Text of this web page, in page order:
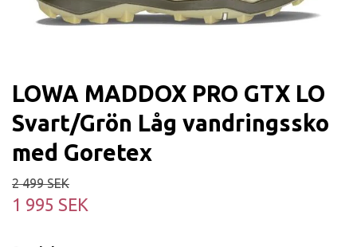
LOWA MADDOX PRO GTX LO
Svart/Grön Låg vandringssko
med Goretex
2 499 SEK
1 995 SEK